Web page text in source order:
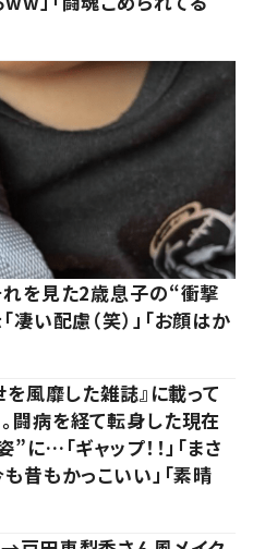
れを見た2歳息子の“衝撃
い配慮（笑）」「お顔はか
風靡した雑誌』に載って
闘病を経て転身した現在
に…「ギャップ！！」「まさ
も昔もかっこいい」「素晴